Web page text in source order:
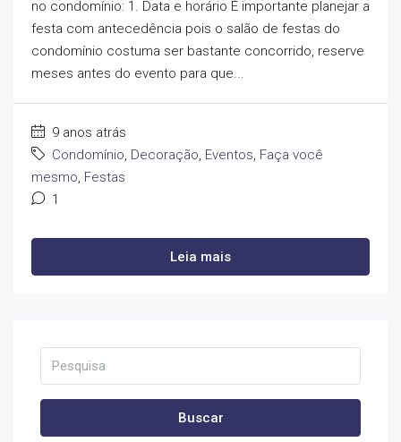
no condomínio: 1. Data e horário É importante planejar a
festa com antecedência pois o salão de festas do
condomínio costuma ser bastante concorrido, reserve
meses antes do evento para que...
9 anos atrás
Condomínio, Decoração, Eventos, Faça você
mesmo, Festas
1
Leia mais
Buscar